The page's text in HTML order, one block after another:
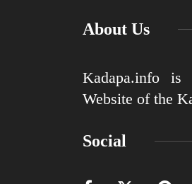
About Us
Kadapa.info is
Website of the
Social